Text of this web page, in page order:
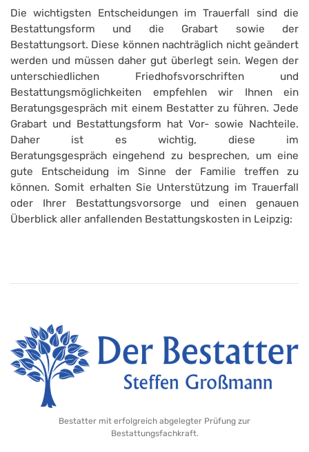
Die wichtigsten Entscheidungen im Trauerfall sind die
Bestattungsform und die Grabart sowie der
Bestattungsort. Diese können nachträglich nicht geändert
werden und müssen daher gut überlegt sein. Wegen der
unterschiedlichen Friedhofsvorschriften und
Bestattungsmöglichkeiten empfehlen wir Ihnen ein
Beratungsgespräch mit einem Bestatter zu führen. Jede
Grabart und Bestattungsform hat Vor- sowie Nachteile.
Daher ist es wichtig, diese im
Beratungsgespräch eingehend zu besprechen, um eine
gute Entscheidung im Sinne der Familie treffen zu
können. Somit erhalten Sie Unterstützung im Trauerfall
oder Ihrer Bestattungsvorsorge und einen genauen
Überblick aller anfallenden Bestattungskosten in Leipzig:
Bestatter mit erfolgreich abgelegter Prüfung zur
Bestattungsfachkraft.